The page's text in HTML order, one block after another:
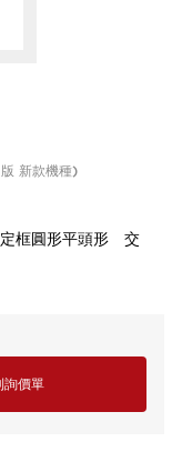
新款機種)
框圓形平頭形 交
詢價單